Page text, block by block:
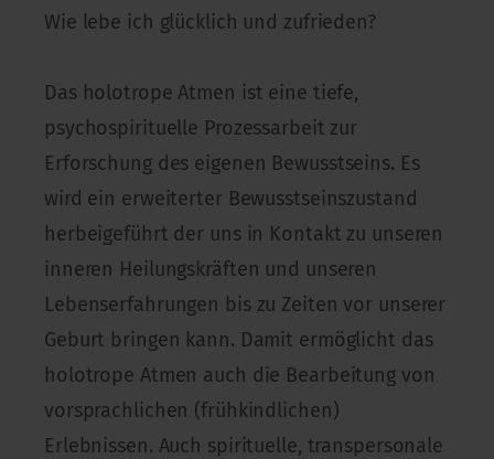
Wie lebe ich glücklich und zufrieden?
Das holotrope Atmen ist eine tiefe,
psychospirituelle Prozessarbeit zur
Erforschung des eigenen Bewusstseins. Es
wird ein erweiterter Bewusstseinszustand
herbeigeführt der uns in Kontakt zu unseren
inneren Heilungskräften und unseren
Lebenserfahrungen bis zu Zeiten vor unserer
Geburt bringen kann. Damit ermöglicht das
holotrope Atmen auch die Bearbeitung von
vorsprachlichen (frühkindlichen)
Erlebnissen. Auch spirituelle, transpersonale